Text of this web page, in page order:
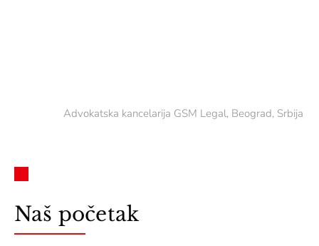
Advokatska kancelarija GSM Legal, Beograd, Srbija
Naš početak